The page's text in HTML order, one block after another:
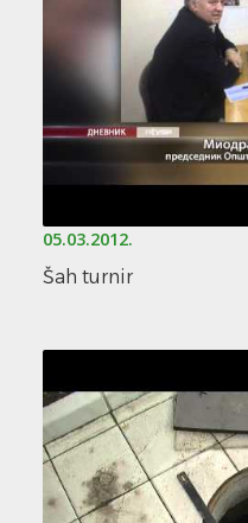
05.03.2012.
Šah turnir